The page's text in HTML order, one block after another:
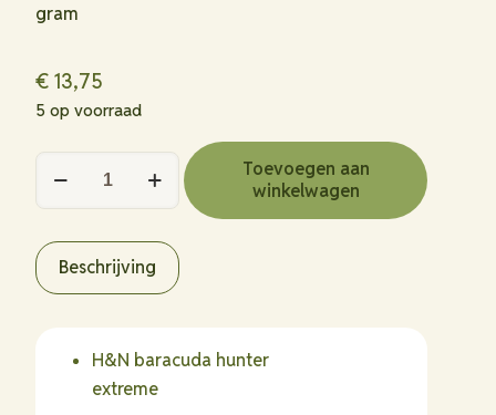
gram
€ 13,75
5 op voorraad
Baracuda
Extreme
4,5mm
Toevoegen aan
winkelwagen
Beschrijving
H&N baracuda hunter
extreme